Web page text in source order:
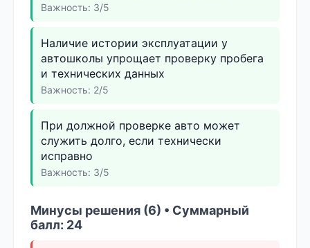
Важность: 3/5
Наличие истории эксплуатации у
автошколы упрощает проверку пробега
и технических данных
Важность: 2/5
При должной проверке авто может
служить долго, если технически
исправно
Важность: 3/5
Минусы решения (6) • Суммарный
балл: 24